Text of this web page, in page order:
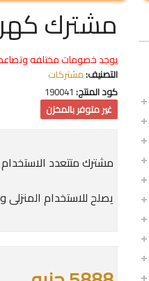
مشترك
يوجد خصومات مختلفه
التصنيف:مشتركات
كود المنتج: 190041
غير متوفر بالمخزن
مشترك متتعدد الاستخدام مع 10
يصلح للاستخدام